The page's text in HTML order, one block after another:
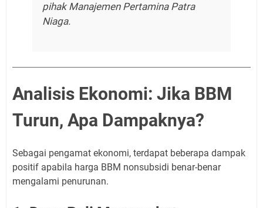
pihak Manajemen Pertamina Patra
Niaga.
Analisis Ekonomi: Jika BBM
Turun, Apa Dampaknya?
Sebagai pengamat ekonomi, terdapat beberapa dampak
positif apabila harga BBM nonsubsidi benar-benar
mengalami penurunan.